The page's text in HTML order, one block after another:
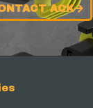
ACK